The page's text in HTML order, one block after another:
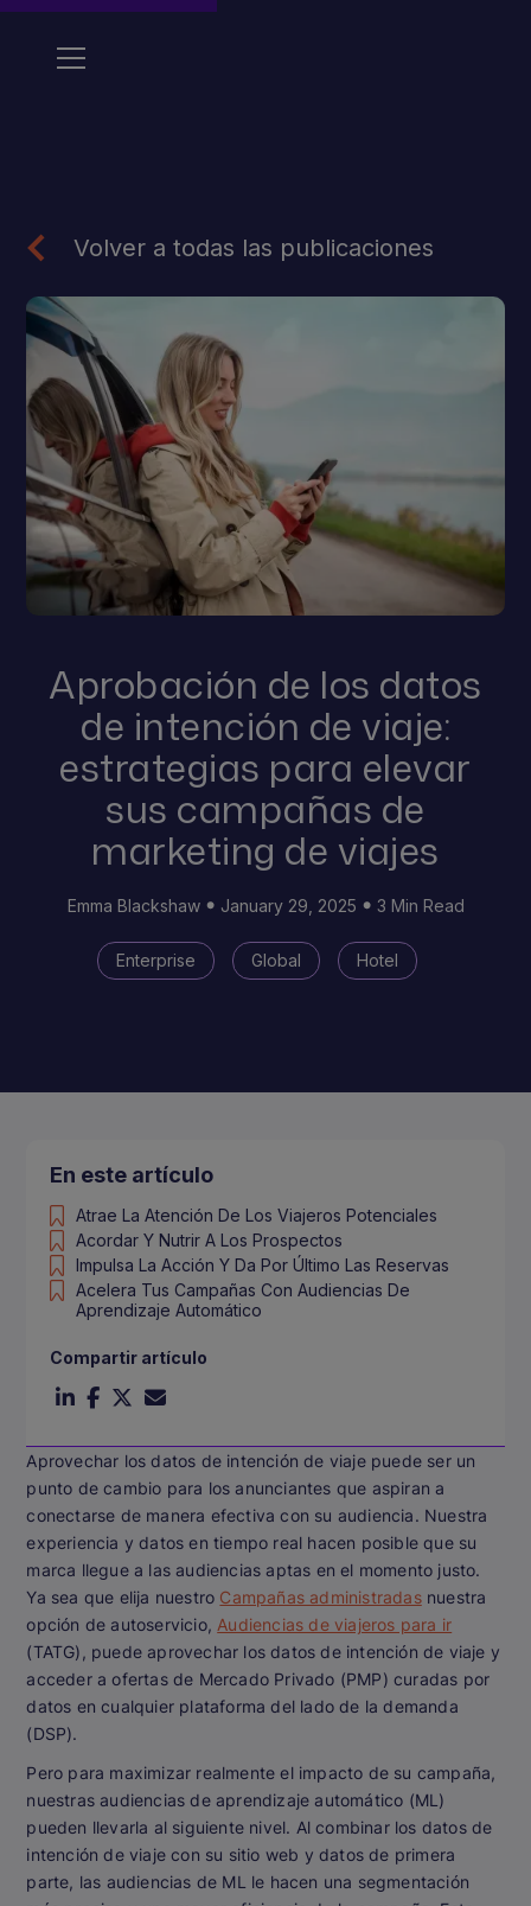
Volver a todas las publicaciones
Aprobación de los datos
de intención de viaje:
estrategias para elevar
sus campañas de
marketing de viajes
Emma Blackshaw January 29, 2025 3 Min Read
Enterprise Global Hotel
Aprovechar los datos de intención de viaje puede ser un
punto de cambio para los anunciantes que aspiran a
conectarse de manera efectiva con su audiencia. Nuestra
experiencia y datos en tiempo real hacen posible que su
marca llegue a las audiencias aptas en el momento justo.
Ya sea que elija nuestro Campañas administradasnuestra
opción de autoservicio, Audiencias de viajeros para ir
(TATG), puede aprovechar los datos de intención de viaje y
acceder a ofertas de Mercado Privado (PMP) curadas por
datos en cualquier plataforma del lado de la demanda
(DSP).
Pero para maximizar realmente el impacto de su campaña,
nuestras audiencias de aprendizaje automático (ML)
pueden llevarla al siguiente nivel. Al combinar los datos de
intención de viaje con su sitio web y datos de primera
parte, las audiencias de ML le hacen una segmentación
En este artículo
Atrae La Atención De Los Viajeros Potenciales
Acordar Y Nutrir A Los Prospectos
Impulsa La Acción Y Da Por Último Las Reservas
Acelera Tus Campañas Con Audiencias De
Aprendizaje Automático
Compartir artículo